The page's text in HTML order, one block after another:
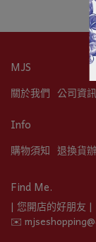
MJS
關於我們 公司資訊
Info
購物須知 退換貨
Find Me.
| 您開店的好朋友 |
✉️